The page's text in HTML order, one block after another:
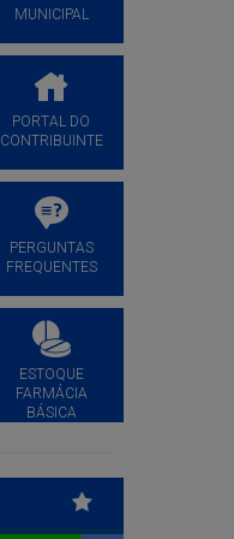
MUNICIPAL
PORTAL DO
CONTRIBUINTE
PERGUNTAS
FREQUENTES
ESTOQUE
FARMÁCIA
BÁSICA